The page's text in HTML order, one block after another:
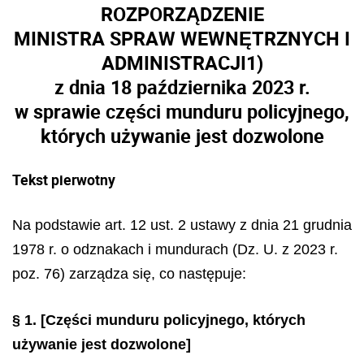
ROZPORZĄDZENIE
MINISTRA SPRAW WEWNĘTRZNYCH I
ADMINISTRACJI1)
z dnia 18 października 2023 r.
w sprawie części munduru policyjnego,
których używanie jest dozwolone
Tekst pierwotny
Na podstawie art. 12 ust. 2 ustawy z dnia 21 grudnia
1978 r. o odznakach i mundurach (Dz. U. z 2023 r.
poz. 76) zarządza się, co następuje:
§ 1. [Części munduru policyjnego, których
używanie jest dozwolone]